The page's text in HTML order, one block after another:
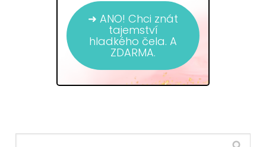
➜ ANO! Chci znát
tajemství
hladkého čela. A
ZDARMA.